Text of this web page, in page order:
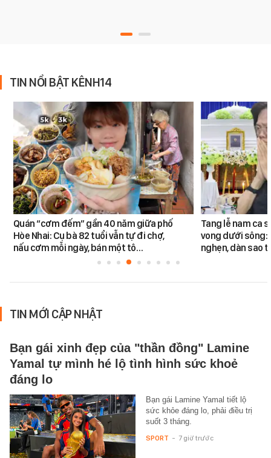
TIN NỔI BẬT KÊNH14
Quán “cơm đếm” gần 40 năm giữa phố
Hòe Nhai: Cụ bà 82 tuổi vẫn tự đi chợ,
nấu cơm mỗi ngày, bán một tô…
Tang lễ nam ca
vong dưới sông:
nghẹn, dàn sao
TIN MỚI CẬP NHẬT
Bạn gái xinh đẹp của "thần đồng" Lamine
Yamal tự mình hé lộ tình hình sức khoẻ
đáng lo
Bạn gái Lamine Yamal tiết lộ
sức khỏe đáng lo, phải điều trị
suốt 3 tháng.
SPORT - 7 giờ trước